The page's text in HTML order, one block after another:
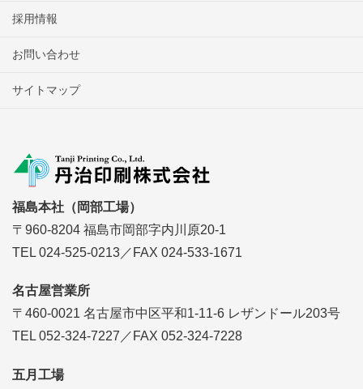
採用情報
お問い合わせ
サイトマップ
福島本社（岡部工場）
〒960-8204 福島市岡部字内川原20-1
TEL 024-525-0213／FAX 024-533-1671
名古屋営業所
〒460-0021 名古屋市中区平和1-11-6 レザンドール203号
TEL 052-324-7227／FAX 052-324-7228
五月工場